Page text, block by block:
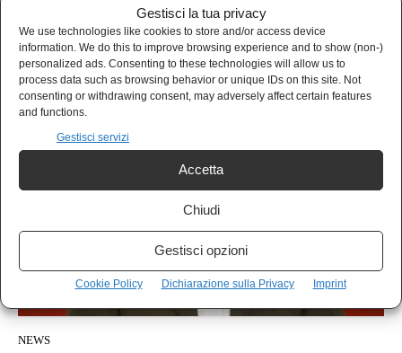
Gestisci la tua privacy
We use technologies like cookies to store and/or access device
information. We do this to improve browsing experience and to show (non-)
personalized ads. Consenting to these technologies will allow us to
process data such as browsing behavior or unique IDs on this site. Not
consenting or withdrawing consent, may adversely affect certain features
and functions.
Gestisci servizi
Accetta
Chiudi
Gestisci opzioni
Cookie Policy Dichiarazione sulla Privacy Imprint
Travaglio shock: “Lutto nazionale per Berlusconi?
Impazzimento collettivo. Renzi lecca la bara a reti
unificate”
Redazione - 14 Giugno 2023
NEWS